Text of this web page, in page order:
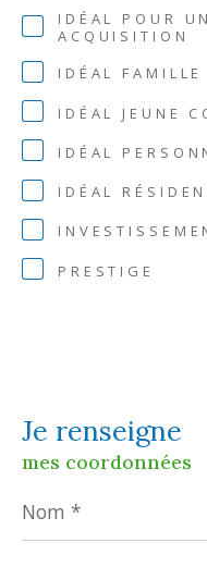
IDÉAL POUR
ACQUISITION
IDÉAL FAMILLE
IDÉAL JEUNE
IDÉAL
IDÉAL
PRESTIGE
Je renseigne
mes coordonnées
*